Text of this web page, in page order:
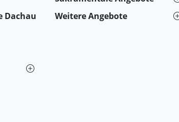
Dachau
Weitere Angebote